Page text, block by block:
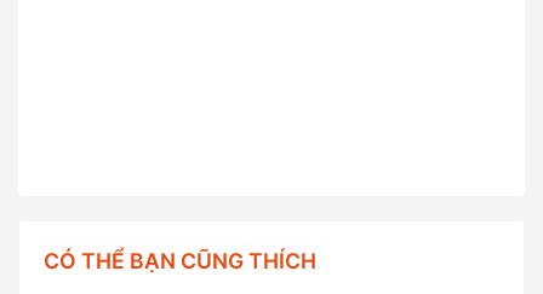
CÓ THỂ BẠN CŨNG THÍCH